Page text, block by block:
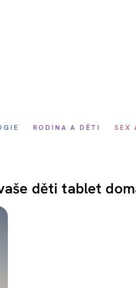
RODINA A DĚTI SEX
děti tablet